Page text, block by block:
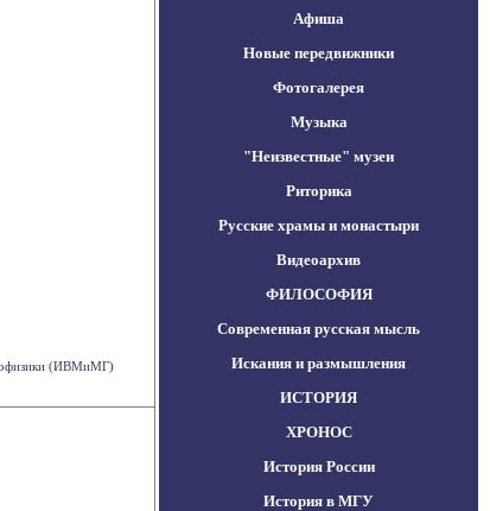
(ИВМиМГ)
Афиша
Новые передвижники
Фотогалерея
Музыка
"Неизвестные" музеи
Риторика
Русские храмы и монастыри
Видеоархив
ФИЛОСОФИЯ
Современная русская мысль
Искания и размышления
ИСТОРИЯ
ХРОНОС
История России
История в МГУ